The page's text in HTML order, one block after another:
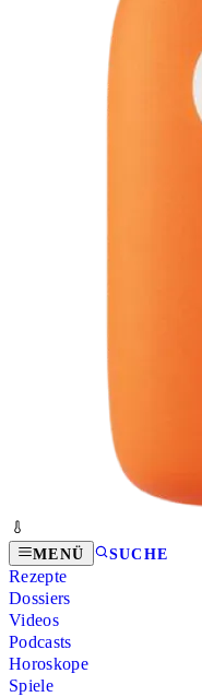
MENÜ SUCHE
Rezepte
Dossiers
Videos
Podcasts
Horoskope
Spiele